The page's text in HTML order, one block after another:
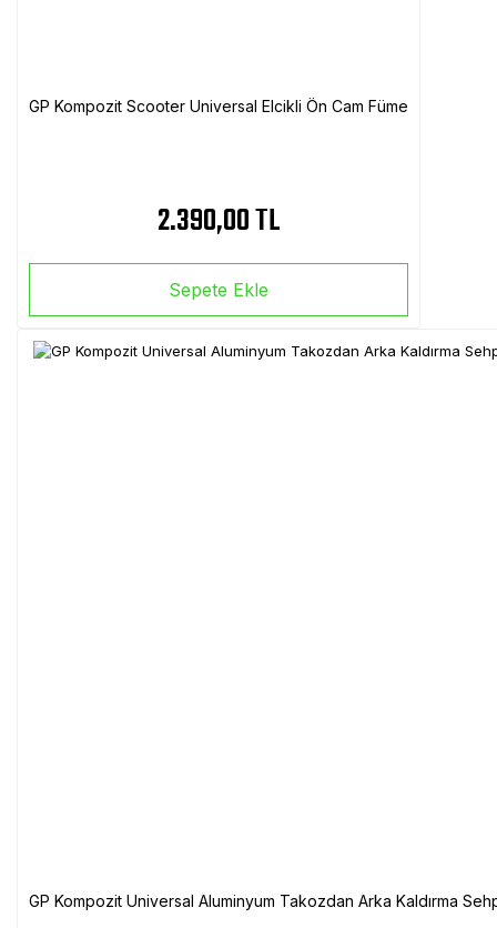
GP Kompozit Scooter Universal Elcikli Ön Cam Füme
2.390,00 TL
Sepete Ekle
GP Kompozit Universal Aluminyum Takozdan Arka Kaldırma